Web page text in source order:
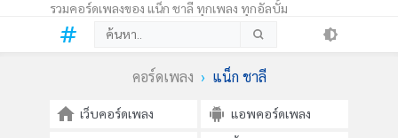
รวมคอร์ดเพลงของ แน็ก ชาลี ทุกเพลง ทุกอัลบั้ม
คอร์ดเพลง แน็ก ชาลี
เว็บคอร์ดเพลง แอพคอร์ดเพลง